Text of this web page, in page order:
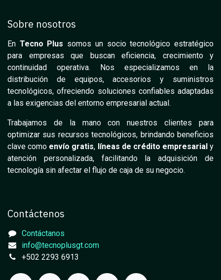
Sobre nosotros
En Tecno Plus somos un socio tecnológico estratégico
para empresas que buscan eficiencia, crecimiento y
continuidad operativa. Nos especializamos en la
distribución de equipos, accesorios y suministros
tecnológicos, ofreciendo soluciones confiables adaptadas
a las exigencias del entorno empresarial actual.
Trabajamos de la mano con nuestros clientes para
optimizar sus recursos tecnológicos, brindando beneficios
clave como envío gratis, líneas de crédito empresarial y
atención personalizada, facilitando la adquisición de
tecnología sin afectar el flujo de caja de su negocio.
Contáctenos
Contáctanos
info@tecnoplusgt.com
+502 2293 6913